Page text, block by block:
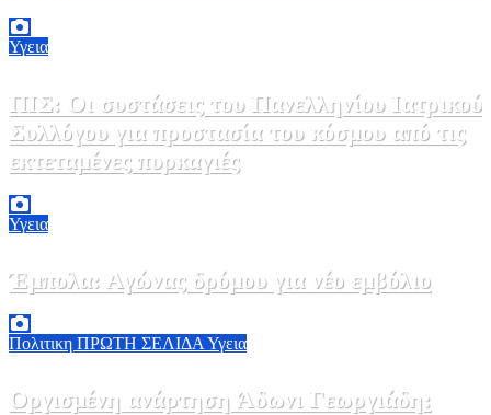
Υγεια
ΠΙΣ: Οι συστάσεις του Πανελληνίου Ιατρικού
Συλλόγου για προστασία του κόσμου από τις
εκτεταμένες πυρκαγιές
Υγεια
Έμπολα: Αγώνας δρόμου για νέο εμβόλιο
Πολιτικη ΠΡΩΤΗ ΣΕΛΙΔΑ Υγεια
Οργισμένη ανάρτηση Άδωνι Γεωργιάδη: